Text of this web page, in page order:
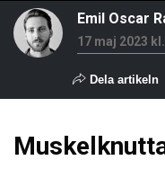
Emil Oscar
17 maj 2023
Dela artikeln